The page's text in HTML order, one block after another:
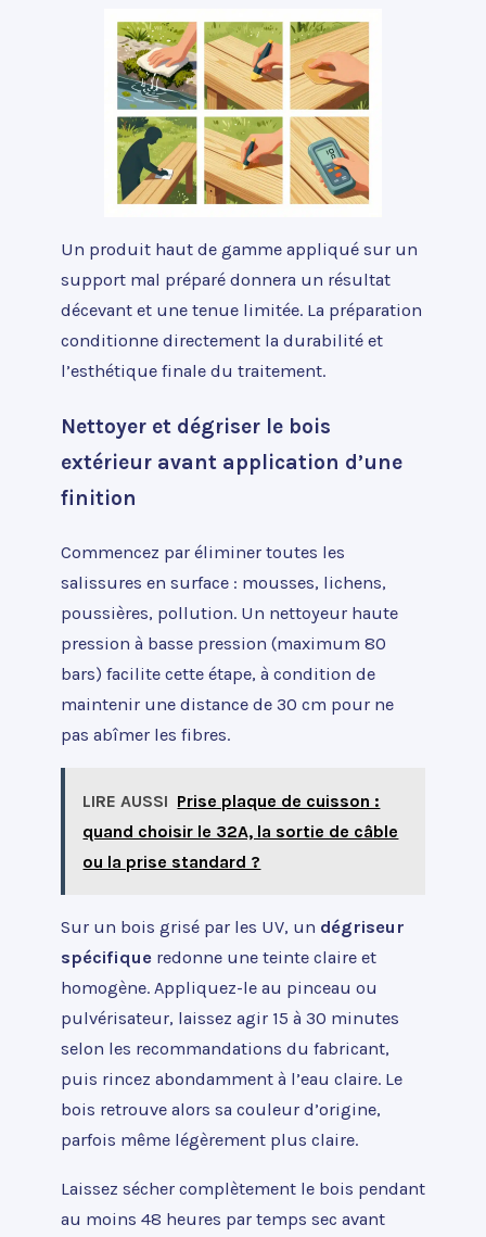
Un produit haut de gamme appliqué sur un
support mal préparé donnera un résultat
décevant et une tenue limitée. La préparation
conditionne directement la durabilité et
l’esthétique finale du traitement.
Nettoyer et dégriser le bois
extérieur avant application d’une
finition
Commencez par éliminer toutes les
salissures en surface : mousses, lichens,
poussières, pollution. Un nettoyeur haute
pression à basse pression (maximum 80
bars) facilite cette étape, à condition de
maintenir une distance de 30 cm pour ne
pas abîmer les fibres.
LIRE AUSSI Prise plaque de cuisson :
quand choisir le 32A, la sortie de câble
ou la prise standard ?
Sur un bois grisé par les UV, un dégriseur
spécifique redonne une teinte claire et
homogène. Appliquez-le au pinceau ou
pulvérisateur, laissez agir 15 à 30 minutes
selon les recommandations du fabricant,
puis rincez abondamment à l’eau claire. Le
bois retrouve alors sa couleur d’origine,
parfois même légèrement plus claire.
Laissez sécher complètement le bois pendant
au moins 48 heures par temps sec avant